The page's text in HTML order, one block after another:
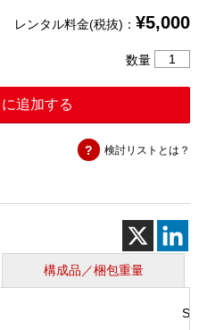
レンタル料金(税抜)： ¥5,000
数量
追加する
検討リストとは？
構成品／梱包重量